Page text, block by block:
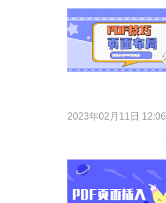
2023年02月11日 12:06